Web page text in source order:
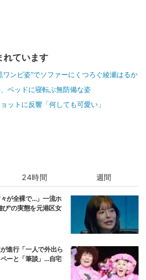
れています
ワンピ姿”でソファーにくつろぐ綾瀬はるか
、ベッドに寝転ぶ無防備な姿
ットに反響「何しても可愛い」
24時間 週間
々が全裸で…」一流ホ
び"の実態を元港区女
進行「一人で外出ら
ーと「筆談」…自宅